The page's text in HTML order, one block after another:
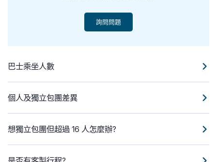
詢問問題
巴士乘坐人數
個人及獨立包團差異
想獨立包團但超過 16 人怎麼辦?